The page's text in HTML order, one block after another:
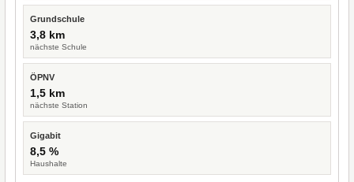
Grundschule
3,8 km
nächste Schule
ÖPNV
1,5 km
nächste Station
Gigabit
8,5 %
Haushalte